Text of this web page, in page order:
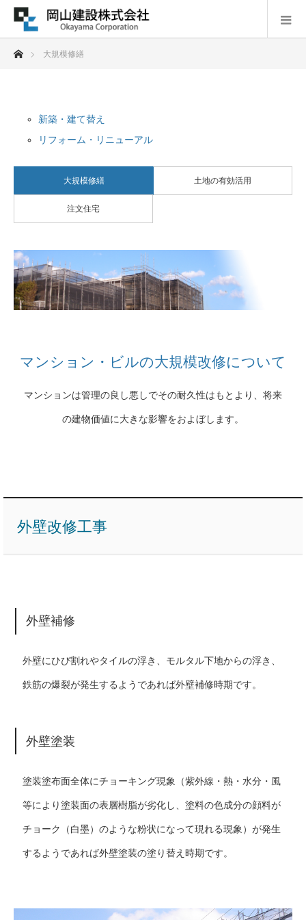
ホーム大規模修繕
新築・建て替え
リフォーム・リニューアル
大規模修繕 土地の有効活用
注文住宅
マンション・ビルの大規模改修について
マンションは管理の良し悪しでその耐久性はもとより、将来
の建物価値に大きな影響をおよぼします。
外壁改修工事
外壁補修
外壁にひび割れやタイルの浮き、モルタル下地からの浮き、
鉄筋の爆裂が発生するようであれば外壁補修時期です。
外壁塗装
塗装塗布面全体にチョーキング現象（紫外線・熱・水分・風
等により塗装面の表層樹脂が劣化し、塗料の色成分の顔料が
チョーク（白墨）のような粉状になって現れる現象）が発生
するようであれば外壁塗装の塗り替え時期です。